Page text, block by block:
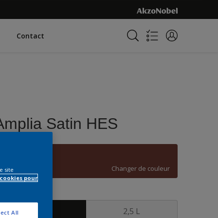
Contact
Satin HES
Changer de couleur
2,5 L
site
pour
All